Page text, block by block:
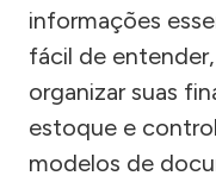
informações
fácil de
organizar suas
estoque e
modelos de